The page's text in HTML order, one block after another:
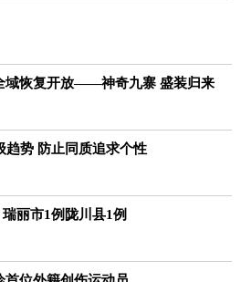
域恢复开放——神奇九寨 盛装归来
趋势 防止同质追求个性
丽市1例陇川县1例